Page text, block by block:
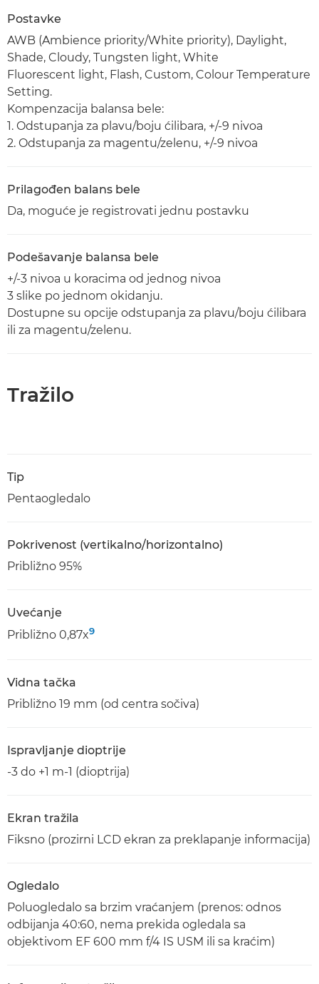
Postavke
AWB (Ambience priority/White priority), Daylight,
Shade, Cloudy, Tungsten light, White
Fluorescent light, Flash, Custom, Colour Temperature
Setting.
Kompenzacija balansa bele:
1. Odstupanja za plavu/boju ćilibara, +/-9 nivoa
2. Odstupanja za magentu/zelenu, +/-9 nivoa
Prilagođen balans bele
Da, moguće je registrovati jednu postavku
Podešavanje balansa bele
+/-3 nivoa u koracima od jednog nivoa
3 slike po jednom okidanju.
Dostupne su opcije odstupanja za plavu/boju ćilibara
ili za magentu/zelenu.
Tražilo
Tip
Pentaogledalo
Pokrivenost (vertikalno/horizontalno)
Približno 95%
Uvećanje
Približno 0,87x9
Vidna tačka
Približno 19 mm (od centra sočiva)
Ispravljanje dioptrije
-3 do +1 m-1 (dioptrija)
Ekran tražila
Fiksno (prozirni LCD ekran za preklapanje informacija)
Ogledalo
Poluogledalo sa brzim vraćanjem (prenos: odnos
odbijanja 40:60, nema prekida ogledala sa
objektivom EF 600 mm f/4 IS USM ili sa kraćim)